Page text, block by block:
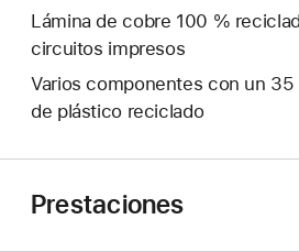
Lámina de cobre 100 %
circuitos impresos
Varios componentes con un 35
de plástico reciclado
Prestaciones